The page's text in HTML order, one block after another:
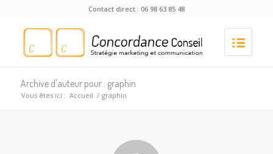
Contact direct : 06 98 63 85 48
Archive d'auteur pour : graphin
Vous êtes ici : Accueil / graphin